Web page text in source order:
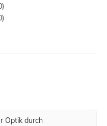
Optik durch